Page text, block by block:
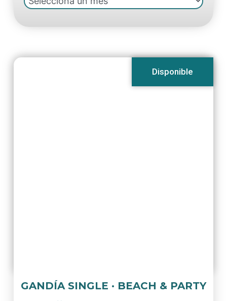
Disponible
GANDÍA SINGLE · BEACH & PARTY